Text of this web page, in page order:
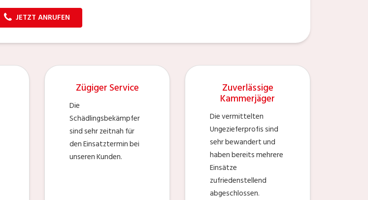
JETZT ANRUFEN
Zügiger Service
Die
Schädlingsbekämpfer
sind sehr zeitnah für
den Einsatztermin bei
unseren Kunden.
Zuverlässige
Kammerjäger
Die vermittelten
Ungezieferprofis sind
sehr bewandert und
haben bereits mehrere
Einsätze
zufriedenstellend
abgeschlossen.